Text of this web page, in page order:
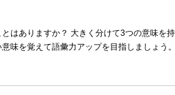
とはありますか？ 大きく分けて3つの意味
味を覚えて語彙力アップを目指しましょう。